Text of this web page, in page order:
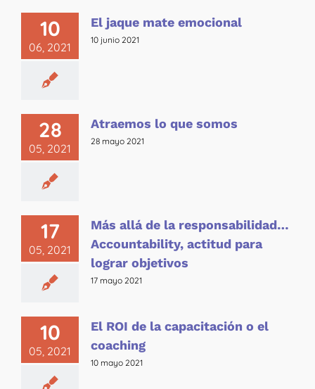
10
06, 2021
El jaque mate emocional
10 junio 2021
28
05, 2021
Atraemos lo que somos
28 mayo 2021
17
05, 2021
Más allá de la responsabilidad…
Accountability, actitud para
lograr objetivos
17 mayo 2021
10
05, 2021
El ROI de la capacitación o el
coaching
10 mayo 2021